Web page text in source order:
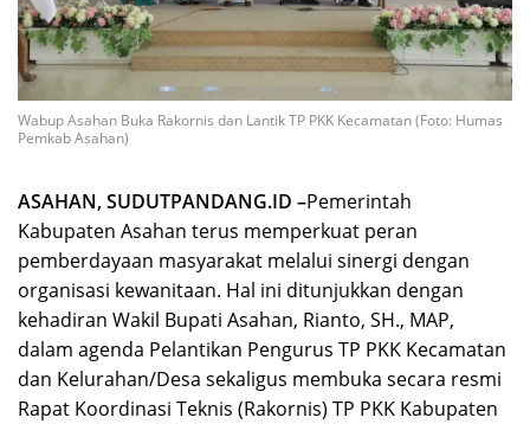
Wabup Asahan Buka Rakornis dan Lantik TP PKK Kecamatan (Foto: Humas
Pemkab Asahan)
ASAHAN, SUDUTPANDANG.ID –Pemerintah
Kabupaten Asahan terus memperkuat peran
pemberdayaan masyarakat melalui sinergi dengan
organisasi kewanitaan. Hal ini ditunjukkan dengan
kehadiran Wakil Bupati Asahan, Rianto, SH., MAP,
dalam agenda Pelantikan Pengurus TP PKK Kecamatan
dan Kelurahan/Desa sekaligus membuka secara resmi
Rapat Koordinasi Teknis (Rakornis) TP PKK Kabupaten